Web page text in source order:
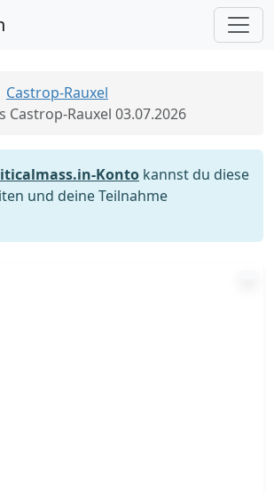
Castrop-Rauxel
Castrop-Rauxel 03.07.2026
Konto kannst du diese
und deine Teilnahme